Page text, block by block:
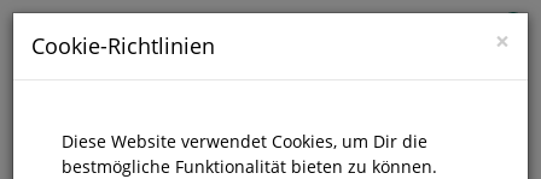
×
Cookie-Richtlinien
Diese Website verwendet Cookies, um Dir die
bestmögliche Funktionalität bieten zu können.